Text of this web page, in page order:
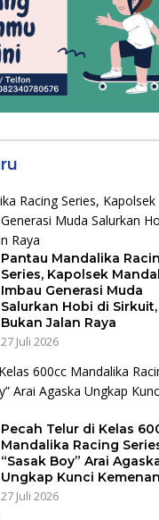
Pantau Mandalika
Series, Kapolsek
Imbau Generasi Muda
Salurkan Hobi di Sirkuit,
Bukan Jalan Raya
27 Juli 2026
Pecah Telur di Kelas
Mandalika Racing
“Sasak Boy” Arai
Ungkap Kunci
27 Juli 2026